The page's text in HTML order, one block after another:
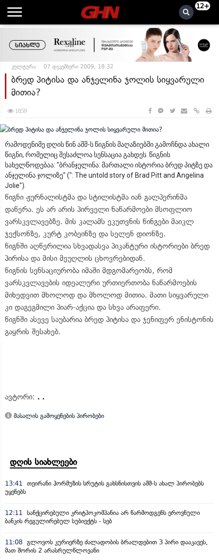
12+
კულტურა 07 დეკემბერი 2009, 18:32
ბრედ პიტისა და ანჯელინა ჯოლის სიყვარული
მითია?
1859
რამოდენიმე დღის წინ აშშ-ს წიგნის მაღაზიებში გამოჩნდა ახალი
წიგნი, რომელიც შესაძლოა სენსაცია გახდეს. წიგნის
სახელწოდებაა: "ბრანჯელინა: მართალი ისტორია ბრედ პიტზე და
ანჯელინა ჯოლიზე" (": The untold story of Brad Pitt and Angelina
Jolie").
წიგნი ჟურნალისტმა და სტილისტმა იან გალპერინმა
დაწერა. ეს არ არის პირველი ნაწარმოები მსოფლიო
ვარსკვლავებზე. მის კალამს ეკუთვნის წინგები მაიკლ
ჯექსონზე, კურტ კობეინზე და სელენ დიონზე.
წიგნში აღწერილია სხვადასვა პიკანტური ისტორიები ბრედ
პირისა და მისი მეუღლის ცხოვრებიდან.
წიგნის სენსაციურობა იმაში მდგომარეობს, რომ
ვარსკვლავების იდეალური ურთიერთობა ნაწარმოების
მიხედვით მხოლოდ და მხოლოდ მითია. მათი სიყვარული
კი დაგეგმილი პიარ-აქცია და სხვა არაფერი.
წიგნში ასევე საუბარია ბრედ პიტისა და ჯენიფერ ენისტონის
გაყრის შესახებ.
ავტორი: . .
მასალის გამოყენების პირობები
დღის სიახლეები
13:41
თეირანი ჰორმუზის სრუტის გახსნისთვის აშშ-ს ახალ პირობებს
უყენებს
12:11
სანქცირებული კრიტპოკომპანია არ წარმოდგენს ეროვნული
ბანკის რეგულირებულ სუბიექტს - სებ
11:08 გლოვოს კურიერზე ძალადობის ბრალდებით 3 პირი დააკავეს,
მათ შორის 2 არასრულწლოვანი